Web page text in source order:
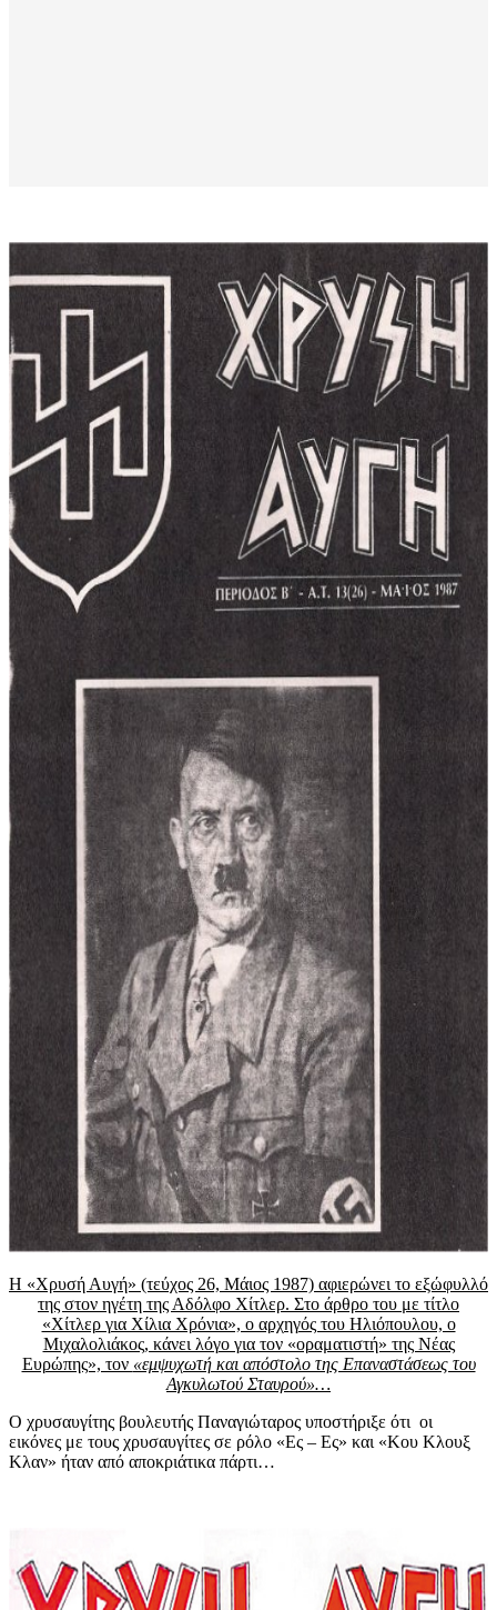
Η «Χρυσή Αυγή» (τεύχος 26, Μάιος 1987) αφιερώνει το εξώφυλλό
της στον ηγέτη της Αδόλφο Χίτλερ. Στο άρθρο του με τίτλο
«Χίτλερ για Χίλια Χρόνια», ο αρχηγός του Ηλιόπουλου, ο
Μιχαλολιάκος, κάνει λόγο για τον «οραματιστή» της Νέας
Ευρώπης», τον «εμψυχωτή και απόστολο της Επαναστάσεως του
Αγκυλωτού Σταυρού»…
Ο χρυσαυγίτης βουλευτής Παναγιώταρος υποστήριξε ότι οι
εικόνες με τους χρυσαυγίτες σε ρόλο «Ες – Ες» και «Κου Κλουξ
Κλαν» ήταν από αποκριάτικα πάρτι…